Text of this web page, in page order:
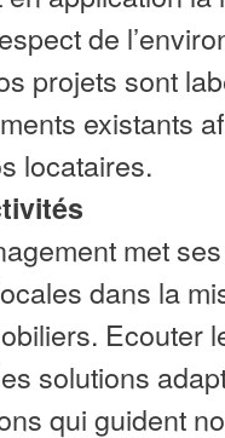
de
projets sont
existants
locataires.
met
dans la
Ecouter
solutions
qui guident